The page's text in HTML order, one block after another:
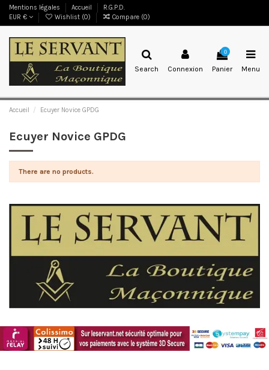
Mentions légales Accueil
R.G.P.D.
EUR €
Wishlist (0) Compare (0)
Search Connexion
0
Panier Menu
Accueil Ecuyer Novice GPDG
Ecuyer Novice GPDG
There are no products.